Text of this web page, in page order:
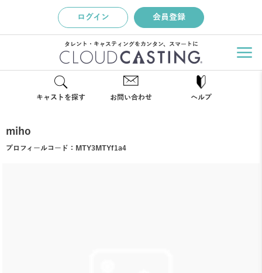
ログイン 会員登録
タレント・キャスティングをカンタン、スマートに
キャストを探す お問い合わせ ヘルプ
miho
プロフィールコード： MTY3MTYf1a4